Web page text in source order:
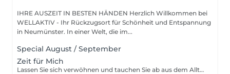
IHRE AUSZEIT IN BESTEN HÄNDEN Herzlich Willkommen bei
WELLAKTIV - Ihr Rückzugsort für Schönheit und Entspannung
in Neumünster. In einer Welt, die im...
Special August / September
Zeit für Mich
Lassen Sie sich verwöhnen und tauchen Sie ab aus dem Alltag bei einem Empfangssekt. Entspannen Sie bei einer Pediküre mit Fußmassage, Kosmetik mit Gesichtsmassage und einer entspannten Massage mit Rückenpeeling.